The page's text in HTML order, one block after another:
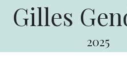
Gilles
2025